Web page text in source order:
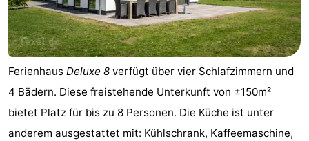
Reisebuchshop
Medizin
Adressen
Region
-
Ferienhaus Deluxe 8 verfügt über vier Schlafzimmern und
4 Bädern. Diese freistehende Unterkunft von ±150m²
bietet Platz für bis zu 8 Personen. Die Küche ist unter
anderem ausgestattet mit: Kühlschrank, Kaffeemaschine,